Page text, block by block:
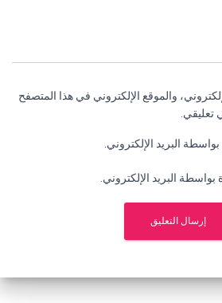
والموقع الإلكتروني في هذا المتصفح
تعليقي.
البريد الإلكتروني.
بواسطة البريد الإلكتروني.